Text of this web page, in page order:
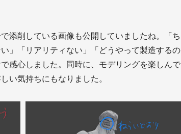
添削している画像も公開していましたね。「ち
」「リアリティない」「どうやって製造するの
感心しました。同時に、モデリングを楽しんで
い気持ちにもなりました。